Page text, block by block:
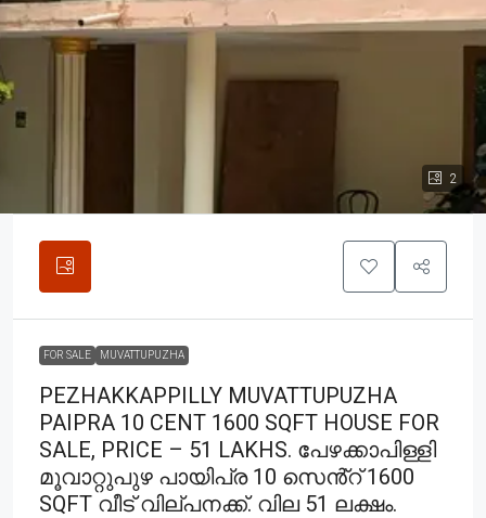
2
FOR SALE MUVATTUPUZHA
PEZHAKKAPPILLY MUVATTUPUZHA
PAIPRA 10 CENT 1600 SQFT HOUSE FOR
SALE, PRICE – 51 LAKHS. പേഴക്കാപിള്ളി
മൂവാറ്റുപുഴ പായിപ്ര 10 സെൻ്റ് 1600
SQFT വീട് വില്പനക്ക്. വില 51 ലക്ഷം.